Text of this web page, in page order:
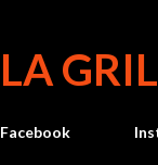
LA
Facebook